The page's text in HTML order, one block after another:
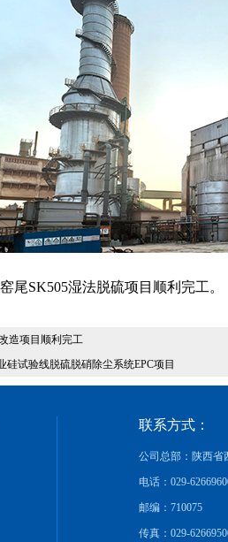
窑尾SK505湿法脱硫项目顺利完工。
造项目顺利完工
硅试验线脱硫脱硝除尘系统EPC项目
联系方式：
公司总部：陕西省
电话：029-
邮编：710075
传真：029-